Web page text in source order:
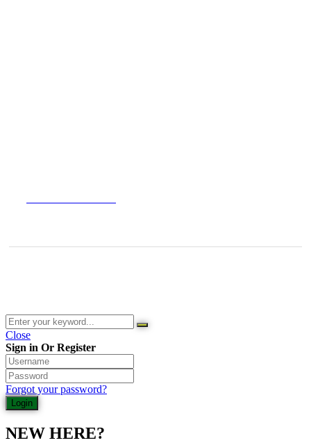
Close
Sign in Or Register
Forgot your password?
NEW HERE?